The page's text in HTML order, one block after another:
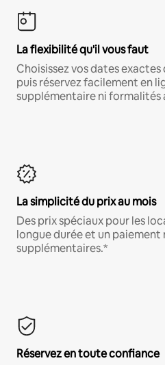
La flexibilité qu'il vous faut
Choisissez vos dates
puis réservez facilement en
supplémentaire ni formalités
La simplicité du prix au mois
Des prix spéciaux pour les
longue durée et un paiement
supplémentaires.*
Réservez en toute confiance